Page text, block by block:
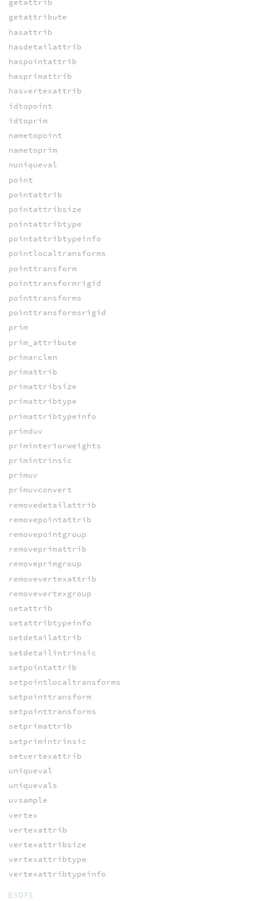
getattrib
getattribute
hasattrib
hasdetailattrib
haspointattrib
hasprimattrib
hasvertexattrib
idtopoint
idtoprim
nametopoint
nametoprim
nuniqueval
point
pointattrib
pointattribsize
pointattribtype
pointattribtypeinfo
pointlocaltransforms
pointtransform
pointtransformrigid
pointtransforms
pointtransformsrigid
prim
prim_attribute
primarclen
primattrib
primattribsize
primattribtype
primattribtypeinfo
primduv
priminteriorweights
primintrinsic
primuv
primuvconvert
removedetailattrib
removepointattrib
removepointgroup
removeprimattrib
removeprimgroup
removevertexattrib
removevertexgroup
setattrib
setattribtypeinfo
setdetailattrib
setdetailintrinsic
setpointattrib
setpointlocaltransforms
setpointtransform
setpointtransforms
setprimattrib
setprimintrinsic
setvertexattrib
uniqueval
uniquevals
uvsample
vertex
vertexattrib
vertexattribsize
vertexattribtype
vertexattribtypeinfo
BSDFS